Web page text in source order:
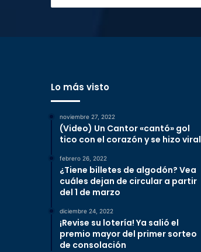
Lo más visto
noviembre 27, 2022
(Video) Un Cantor «cantó» gol
tico con el corazón y se hizo viral
febrero 26, 2022
¿Tiene billetes de algodón? Vea
cuáles dejan de circular a partir
del 1 de marzo
diciembre 24, 2022
¡Revise su lotería! Ya salió el
premio mayor del primer sorteo
de consolación